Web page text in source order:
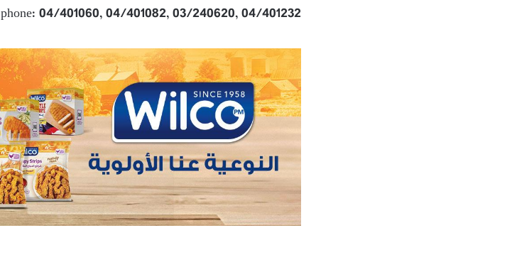
phone: 04/401060, 04/401082, 03/240620, 04/401232